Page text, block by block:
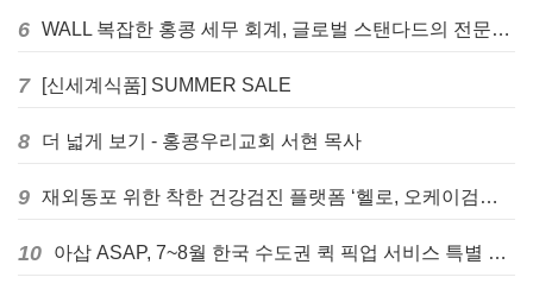
6 WALL 복잡한 홍콩 세무 회계, 글로벌 스탠다드의 전문가들이 답을 드립니다! - 법인설립, 회계, 감사
7 [신세계식품] SUMMER SALE
8 더 넓게 보기 - 홍콩우리교회 서현 목사
9 재외동포 위한 착한 건강검진 플랫폼 ‘헬로, 오케이검진’ 서비스 개시
10 아삽 ASAP, 7~8월 한국 수도권 퀵 픽업 서비스 특별 프로모션 실시